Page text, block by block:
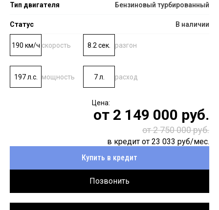
Тип двигателя Бензиновый турбированный
Статус В наличии
190 км/ч скорость 8.2 сек. разгон
197 л.с. мощность 7 л. расход
от 2 149 000 руб.
от 2 750 000 руб.
в кредит от 23 033 руб/мес.
Купить в кредит
Позвонить